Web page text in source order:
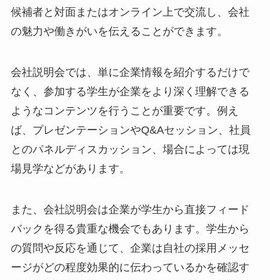
候補者と対面またはオンライン上で交流し、会社
の魅力や働きがいを伝えることができます。
会社説明会では、単に企業情報を紹介するだけで
なく、参加する学生が企業をより深く理解できる
ようなコンテンツを行うことが重要です。例え
ば、プレゼンテーションやQ&Aセッション、社員
とのパネルディスカッション、場合によっては現
場見学などがあります。
また、会社説明会は企業が学生から直接フィード
バックを得る貴重な機会でもあります。学生から
の質問や反応を通じて、企業は自社の採用メッセ
ージがどの程度効果的に伝わっているかを確認す